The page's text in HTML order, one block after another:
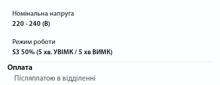
Номінальна напруга
220 - 240 (В)
Режим роботи
S3 50% (5 хв. УВІМК / 5 хв ВИМК)
Оплата
Післяплатою в відділенні